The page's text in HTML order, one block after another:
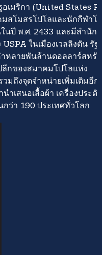
เมริกา (United States
สโมสรโปโลและนักกีฬาโ
นปี พ.ศ. 2433 และมีสำนัก
ในเมืองเวลลิงตัน รั
หลายพันล้านดอลลาร์สหรั
กของสมาคมโปโลแห่ง
วมถึงจุดจำหน่ายเพิ่มเติมอี
ำเสนอเสื้อผ้า เครื่องประดั
กว่า 190 ประเทศทั่วโลก